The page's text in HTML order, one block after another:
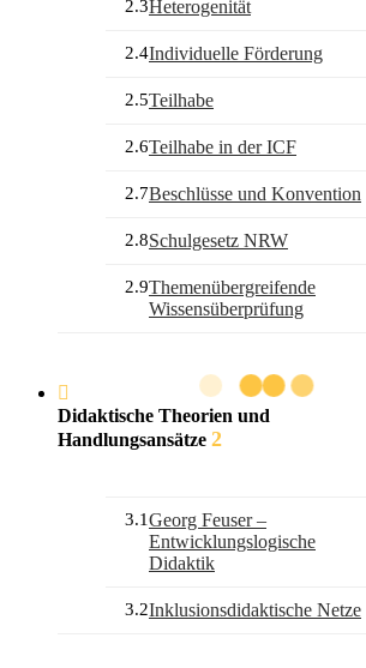
2.3Heterogenität
2.4Individuelle Förderung
2.5Teilhabe
2.6Teilhabe in der ICF
2.7Beschlüsse und Konvention
2.8Schulgesetz NRW
2.9Themenübergreifende
Wissensüberprüfung
Didaktische Theorien und
Handlungsansätze 2
3.1Georg Feuser –
Entwicklungslogische
Didaktik
3.2Inklusionsdidaktische Netze